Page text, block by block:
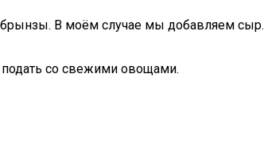
брынзы. В моём случае мы добавляем сыр.
подать со свежими овощами.